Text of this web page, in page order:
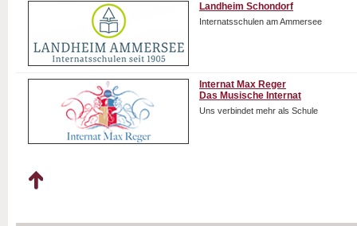
Landheim Schondorf
Internatsschulen am Ammersee
Internat Max Reger
Das Musische Internat
Uns verbindet mehr als Schule